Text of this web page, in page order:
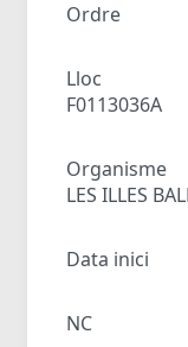
Ordre
Lloc
F0113036A
Organisme
LES ILLES
Data inici
NC